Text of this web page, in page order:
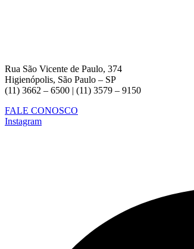
Rua São Vicente de Paulo, 374
Higienópolis, São Paulo – SP
(11) 3662 – 6500 | (11) 3579 – 9150
FALE CONOSCO
Instagram